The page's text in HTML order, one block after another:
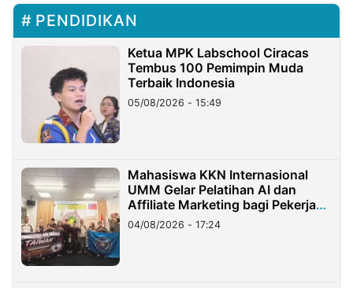
PENDIDIKAN
Ketua MPK Labschool Ciracas
Tembus 100 Pemimpin Muda
Terbaik Indonesia
05/08/2026 - 15:49
Mahasiswa KKN Internasional
UMM Gelar Pelatihan AI dan
Affiliate Marketing bagi Pekerja
Migran Indonesia di Taiwan
04/08/2026 - 17:24